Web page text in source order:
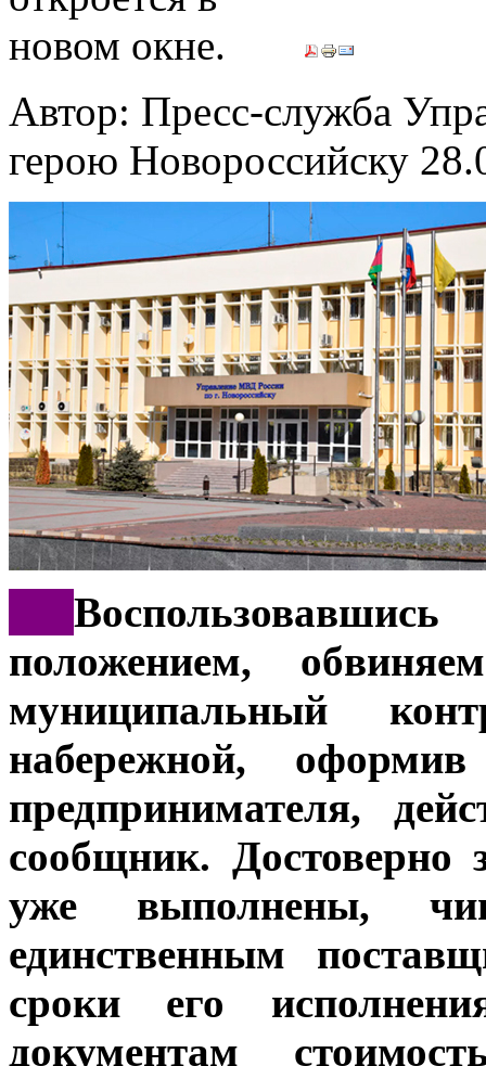
Автор: Пресс-служба
герою Новороссийску
положением,
муниципальный
набережной,
предпринимателя,
сообщник. Достоверно
уже выполнены,
единственным
сроки его
документам